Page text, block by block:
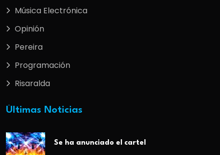
Música Electrónica
Opinión
Pereira
Programación
Risaralda
Últimas Noticias
Se ha anunciado el cartel